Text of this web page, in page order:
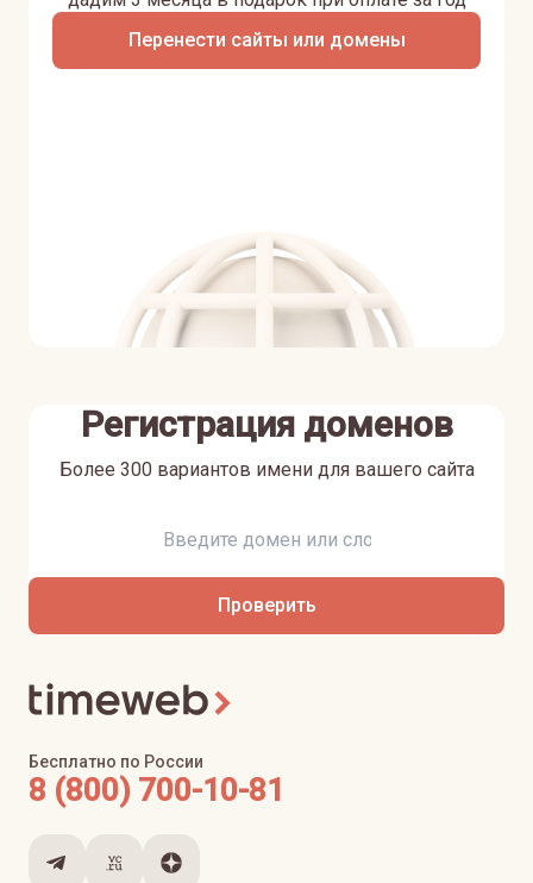
Перенести сайты или домены
Регистрация доменов
Более 300 вариантов имени для вашего сайта
Проверить
Бесплатно по России
8 (800) 700-10-81